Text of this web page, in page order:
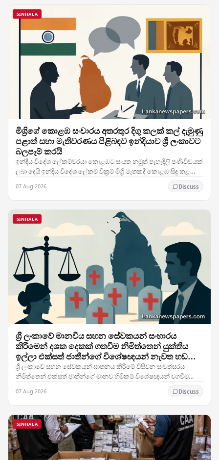
SINHALA
මිශ්‍රිගේ කොළඹ සංචාරය අතරතුර දිගු කලක් කල් දැමුණු
පළාත් සභා මැතිවරණය පිළිබඳව ඉන්දියාව ශ්‍රී ලංකාවට
බලපෑම් කරයි
ඉන්දීය විදේශ ලේකම්වරයා කොළඹට සංයත නමුත් පැහැදිලි පණිවිඩයක්
ලබා දෙයි ඉන්දීය විදේශ ලේකම් වික්‍රම් මිශ්‍රි මෑතකදී කොළඹ සිදු කළ
07 Aug 2026 Discuss
SINHALA
ශ්‍රී ලංකාවේ මානවීය සහන සේවකයන් සංහාරය
කිරීමෙන් දශක දෙකක් ගතවීම නිමිත්තෙන් යුක්තිය
ඉල්ලා එක්සත් ජාතීන්ගේ විශේෂඥයන් නැවත හඬ
නගයි
ශ්‍රී ලංකාවේ සහන සේවකයන් ඝාතනය කිරීමේ විසිවන සංවත්සරය
නිමිත්තෙන් එක්සත් ජාතීන්ගේ මානව හිමිකම් විශේෂඥයන් වගවීම
07 Aug 2026 Discuss
SINHALA